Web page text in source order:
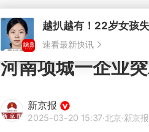
河南项城一企业
新京报
2025-03-20 15:37·北京·新京